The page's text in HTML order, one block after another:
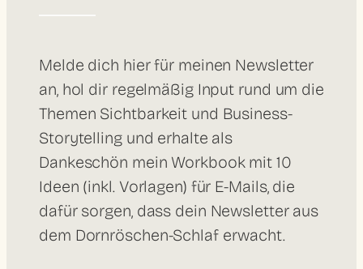
Melde dich hier für meinen Newsletter
an, hol dir regelmäßig Input rund um die
Themen Sichtbarkeit und Business-
Storytelling und erhalte als
Dankeschön mein Workbook mit 10
Ideen (inkl. Vorlagen) für E-Mails, die
dafür sorgen, dass dein Newsletter aus
dem Dornröschen-Schlaf erwacht.